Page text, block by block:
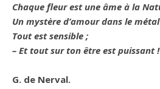
Chaque fleur est une âme à la
Un mystère d’amour dans le
Tout est sensible ;
– Et tout sur ton être est puissant !
G. de Nerval.